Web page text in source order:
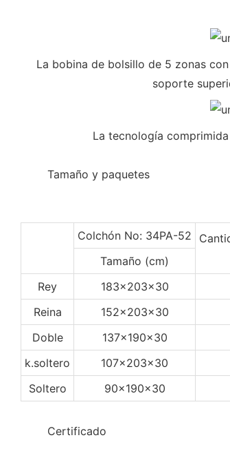
La bobina de bolsillo de 5 zonas
soporte
La tecnología
Tamaño y paquetes
Colchón No: 34PA-52
Tamaño (cm)
Rey
183x203x30
Reina
152x203x30
Doble
137x190x30
k.soltero
107x203x30
Soltero
90x190x30
Certificado